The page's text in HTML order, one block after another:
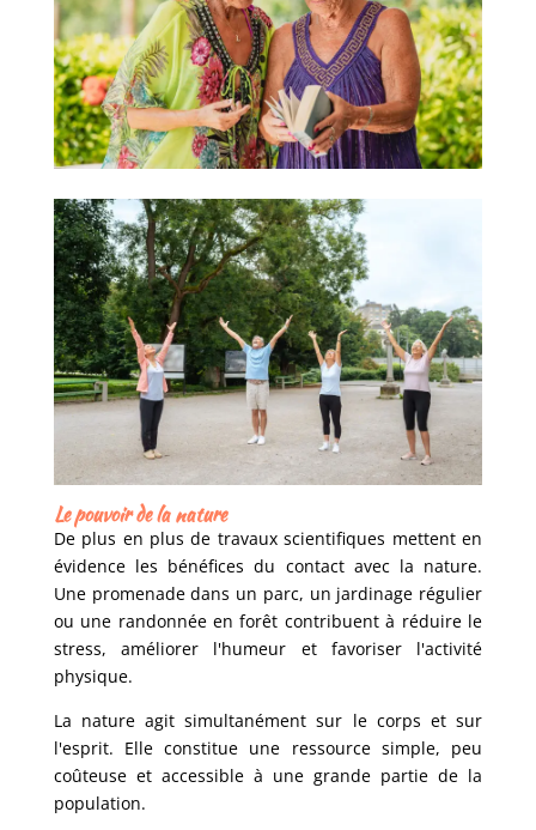
Le pouvoir de la nature
De plus en plus de travaux scientifiques mettent en
évidence les bénéfices du contact avec la nature.
Une promenade dans un parc, un jardinage régulier
ou une randonnée en forêt contribuent à réduire le
stress, améliorer l'humeur et favoriser l'activité
physique.
La nature agit simultanément sur le corps et sur
l'esprit. Elle constitue une ressource simple, peu
coûteuse et accessible à une grande partie de la
population.